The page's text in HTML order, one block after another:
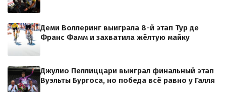
Деми Воллеринг выиграла 8-й этап Тур де
Франс Фамм и захватила жёлтую майку
Джулио Пеллиццари выиграл финальный этап
Вуэльты Бургоса, но победа всё равно у Галля